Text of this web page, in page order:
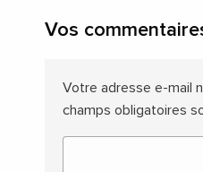
Vos
Votre adresse e-mail
champs obligatoires